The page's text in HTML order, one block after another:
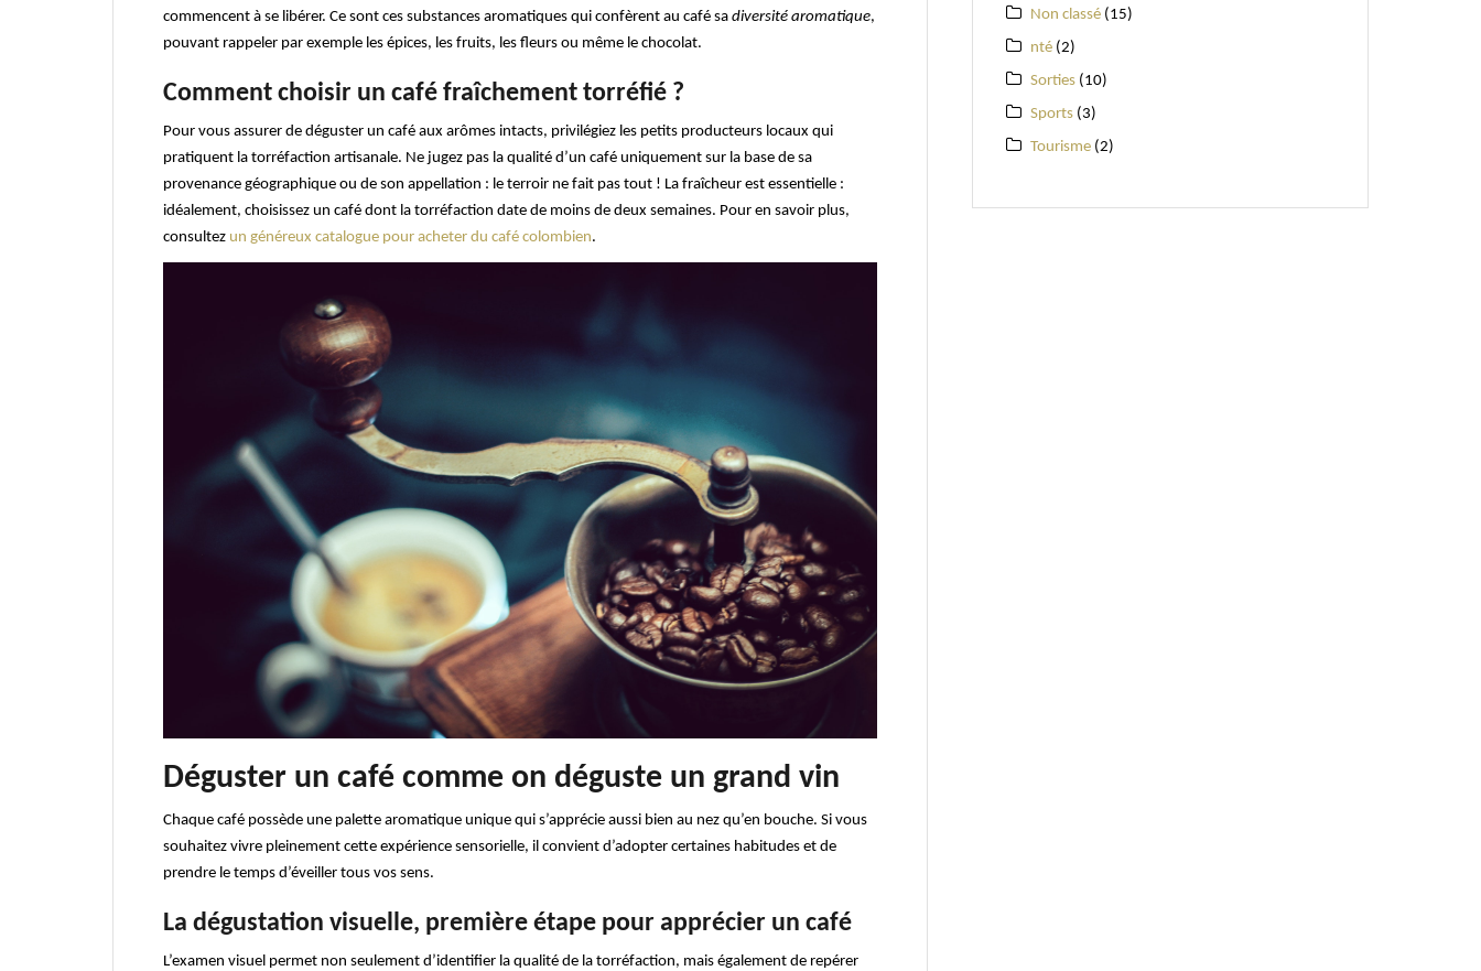
commencent à se libérer. Ce sont ces substances aromatiques qui confèrent au café sa diversité aromatique,
pouvant rappeler par exemple les épices, les fruits, les fleurs ou même le chocolat.
Comment choisir un café fraîchement torréfié ?
Pour vous assurer de déguster un café aux arômes intacts, privilégiez les petits producteurs locaux qui
pratiquent la torréfaction artisanale. Ne jugez pas la qualité d’un café uniquement sur la base de sa
provenance géographique ou de son appellation : le terroir ne fait pas tout ! La fraîcheur est essentielle :
idéalement, choisissez un café dont la torréfaction date de moins de deux semaines. Pour en savoir plus,
consultez un généreux catalogue pour acheter du café colombien.
Déguster un café comme on déguste un grand vin
Chaque café possède une palette aromatique unique qui s’apprécie aussi bien au nez qu’en bouche. Si vous
souhaitez vivre pleinement cette expérience sensorielle, il convient d’adopter certaines habitudes et de
prendre le temps d’éveiller tous vos sens.
La dégustation visuelle, première étape pour apprécier un café
L’examen visuel permet non seulement d’identifier la qualité de la torréfaction, mais également de repérer
Non classé (15)
nté (2)
Sorties (10)
Sports (3)
Tourisme (2)